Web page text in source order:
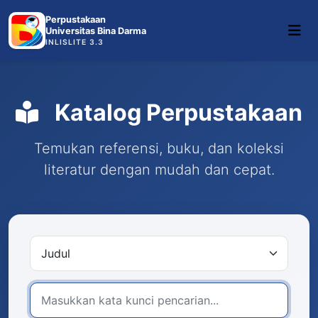
Perpustakaan
Universitas Bina Darma
INLISLITE 3.3
Katalog Perpustakaan
Temukan referensi, buku, dan koleksi
literatur dengan mudah dan cepat.